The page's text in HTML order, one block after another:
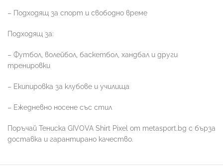
– Подходящ за спорт и свободно време
Подходящ за:
– Футбол, волейбол, баскетбол, хандбал и други
тренировки
– Екипировка за клубове и училища
– Ежедневно носене със стил
Поръчай Тениска GIVOVA Shirt Pixel от metasport.bg с бърза
доставка и гарантирано качество.